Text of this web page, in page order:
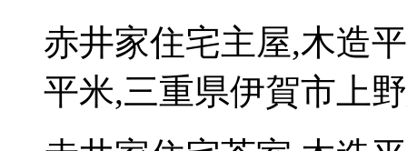
赤井家住宅主屋,木造
平米,三重県伊賀市上